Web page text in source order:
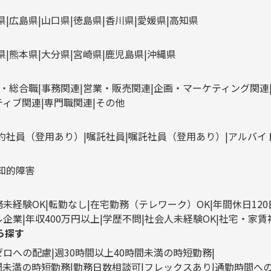
広島県 山口県 徳島県 香川県 愛媛県 高知県
熊本県 大分県 宮崎県 鹿児島県 沖縄県
総合職 事務関連 営業・販売関連 企画・マーケティング関連
ブ関連 専門職関連 その他
社員（登用あり） 嘱託社員 嘱託社員（登用あり） アルバイ
的障害
未経験OK 転勤なし 在宅勤務（テレワーク）OK 年間休日120
業 年収400万円以上 学歴不問 社会人未経験OK 社宅・家賃
探す
への配慮 週30時間以上40時間未満の時短勤務
満の時短勤務 勤務日数相談可 フレックスあり 通勤時間へ